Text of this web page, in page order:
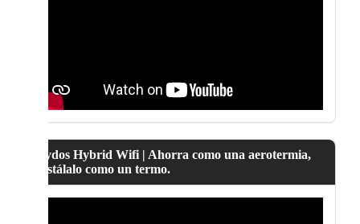
Lydos Hybrid Wifi | Ahorra como una aerotermia,
instálalo como un termo.